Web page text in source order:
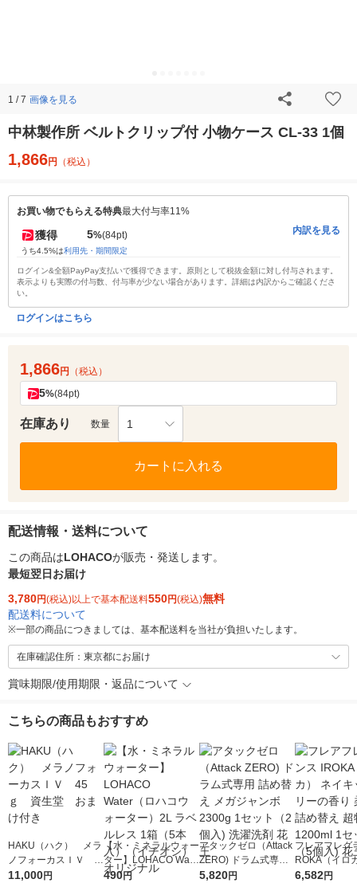
1 / 7 画像を見る
中林製作所 ベルトクリップ付 小物ケース CL-33 1個
1,866円 （税込）
お買い物でもらえる特典最大付与率11%
獲得 5%(84pt)
うち4.5%は利用先・期間限定
内訳を見る
ログイン&全額PayPay支払いで獲得できます。原則として税抜金額に対し付与されます。
表示よりも実際の付与数、付与率が少ない場合があります。詳細は内訳からご確認くださ
い。
ログインはこちら
1,866円 （税込）
5%(84pt)
在庫あり 数量 1
カートに入れる
配送情報・送料について
この商品はLOHACOが販売・発送します。
最短翌日お届け
3,780円(税込)以上で基本配送料550円(税込)無料
配送料について
※一部の商品につきましては、基本配送料を当社が負担いたします。
在庫確認住所：東京都にお届け
賞味期限/使用期限・返品について
こちらの商品もおすすめ
HAKU（ハク） メラ
ノフォーカスＩＶ 4
5ｇ 資生堂 おまけ
11,000円
【水・ミネラルウォー
ター】LOHACO Wate
r（ロハコウォータ
490円
アタックゼロ（Attack
ZERO) ドラム式専用
詰め替え メガジャン
5,820円
フレアフレグ
ROKA（イロ
イキッドリリ
6,582円